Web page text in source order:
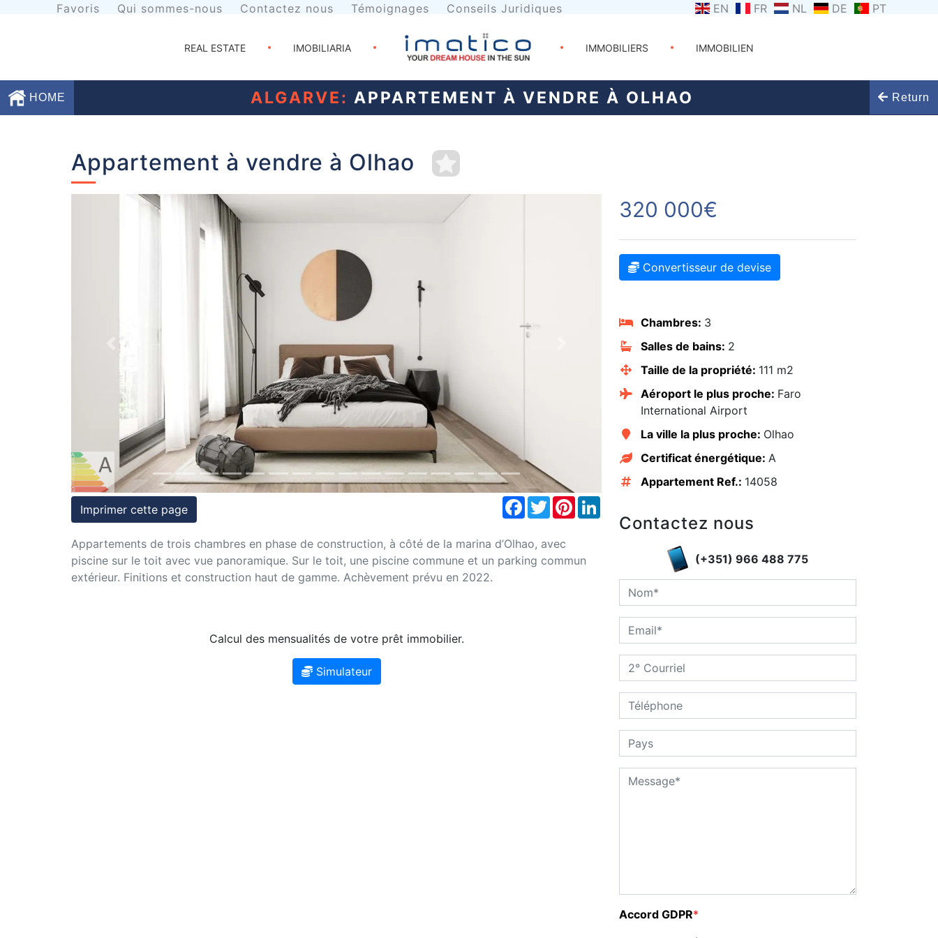
Favoris Qui sommes-nous Contactez nous Témoignages Conseils Juridiques EN FR NL DE PT
REAL ESTATE IMOBILIARIA IMMOBILIERS IMMOBILIEN
HOME ALGARVE: APPARTEMENT À VENDRE À OLHAO Return
Appartement à vendre à Olhao
Previous
Imprimer cette page
Facebook
TwitterPinterest
Appartements de trois chambres en phase de construction, à côté de la marina d’Olhao, avec
piscine sur le toit avec vue panoramique. Sur le toit, une piscine commune et un parking commun
extérieur. Finitions et construction haut de gamme. Achèvement prévu en 2022.
Calcul des mensualités de votre prêt immobilier.
Simulateur
320 000€
Convertisseur de devise
Chambres: 3
Salles de bains: 2
Taille de la propriété: 111 m2
Aéroport le plus proche: Faro
International Airport
La ville la plus proche: Olhao
Certificat énergétique: A
Appartement Ref.: 14058
Contactez nous
(+351) 966 488 775
Accord GDPR*